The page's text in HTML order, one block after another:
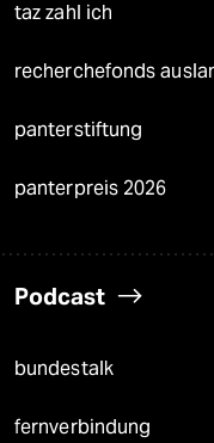
taz zahl ich
recherchefonds
panterstiftung
panterpreis 2026
Podcast
bundestalk
fernverbindung